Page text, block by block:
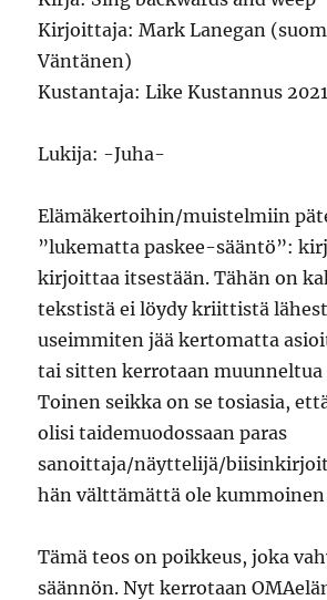
Kirjoittaja: Mark Lanegan
Väntänen)
Kustantaja: Like Kustannus 2021
Lukija: -Juha-
Elämäkertoihin/muistelmiin
”lukematta paskee-sääntö”:
kirjoittaa itsestään. Tähän on
tekstistä ei löydy kriittistä
useimmiten jää kertomatta
tai sitten kerrotaan
Toinen seikka on se tosiasia,
olisi taidemuodossaan paras
sanoittaja/näyttelijä/
hän välttämättä ole
Tämä teos on poikkeus, joka
säännön. Nyt kerrotaan